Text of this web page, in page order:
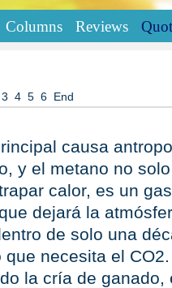
Columns Reviews
3 4 5 6 End
causa
y el metano no
calor, es un
dejará la
de solo una
necesita el
la cría de ganado,